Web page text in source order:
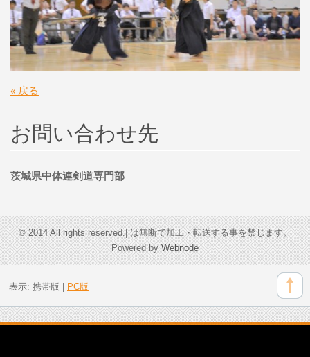
« 戻る
お問い合わせ先
茨城県中体連剣道専門部
© 2014 All rights reserved.| は無断で加工・転送する事を禁じます。
Powered byWebnode
表示: 携帯版 | PC版